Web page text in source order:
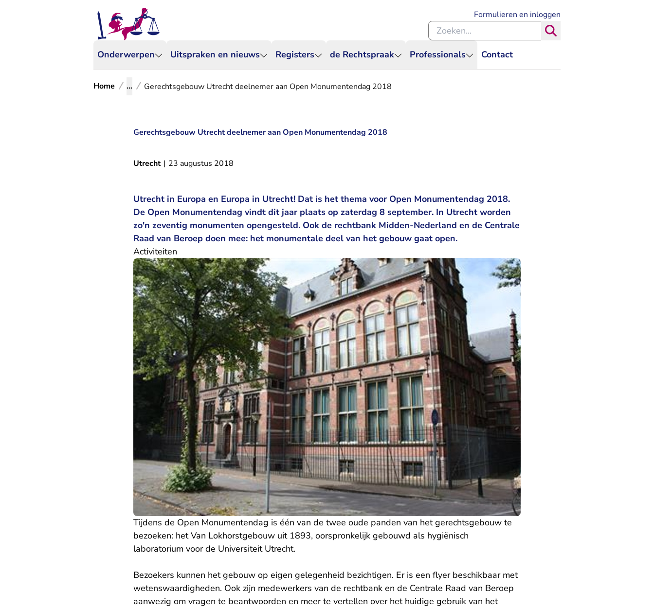
Onderwerpen Uitspraken en nieuws Registers de Rechtspraak Professionals Contact
Formulieren en inloggen
Zoeken binnen de Rechtspraak
Home ... Gerechtsgebouw Utrecht deelnemer aan Open Monumentendag 2018
Gerechtsgebouw Utrecht deelnemer aan Open Monumentendag 2018
Utrecht | 23 augustus 2018
Utrecht in Europa en Europa in Utrecht! Dat is het thema voor Open Monumentendag 2018.
De Open Monumentendag vindt dit jaar plaats op zaterdag 8 september. In Utrecht worden
zo'n zeventig monumenten opengesteld. Ook de rechtbank Midden-Nederland en de Centrale
Raad van Beroep doen mee: het monumentale deel van het gebouw gaat open.
Activiteiten
Tijdens de Open Monumentendag is één van de twee oude panden van het gerechtsgebouw te
bezoeken: het Van Lokhorstgebouw uit 1893, oorspronkelijk gebouwd als hygiënisch
laboratorium voor de Universiteit Utrecht.
Bezoekers kunnen het gebouw op eigen gelegenheid bezichtigen. Er is een flyer beschikbaar met
wetenswaardigheden. Ook zijn medewerkers van de rechtbank en de Centrale Raad van Beroep
aanwezig om vragen te beantwoorden en meer te vertellen over het huidige gebruik van het